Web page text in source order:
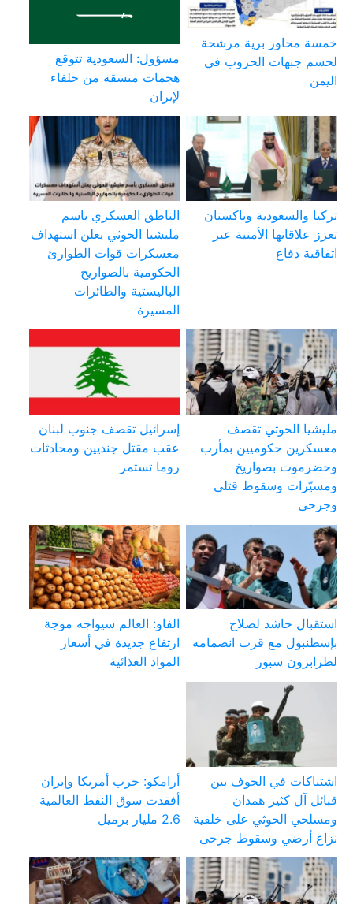
خمسة محاور برية مرشحة
لحسم جبهات الحروب في
اليمن
مسؤول: السعودية تتوقع
هجمات منسقة من حلفاء
لإيران
تركيا والسعودية وباكستان
تعزز علاقاتها الأمنية عبر
اتفاقية دفاع
الناطق العسكري باسم
مليشيا الحوثي يعلن استهداف
معسكرات قوات الطوارئ
الحكومية بالصواريخ
الباليستية والطائرات
المسيرة
مليشيا الحوثي تقصف
معسكرين حكوميين بمأرب
وحضرموت بصواريخ
ومسيّرات وسقوط قتلى
وجرحى
إسرائيل تقصف جنوب لبنان
عقب مقتل جنديين ومحادثات
روما تستمر
استقبال حاشد لصلاح
بإسطنبول مع قرب انضمامه
لطرابزون سبور
الفاو: العالم سيواجه موجة
ارتفاع جديدة في أسعار
المواد الغذائية
اشتباكات في الجوف بين
قبائل آل كثير همدان
ومسلحي الحوثي على خلفية
نزاع أرضي وسقوط جرحى
أرامكو: حرب أمريكا وإيران
أفقدت سوق النفط العالمية
2.6 مليار برميل